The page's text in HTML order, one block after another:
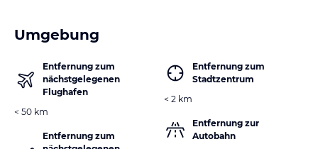
Umgebung
Entfernung zum
nächstgelegenen
Flughafen
< 50 km
Entfernung zum
Entfernung zum
Stadtzentrum
< 2 km
Entfernung zur
Autobahn